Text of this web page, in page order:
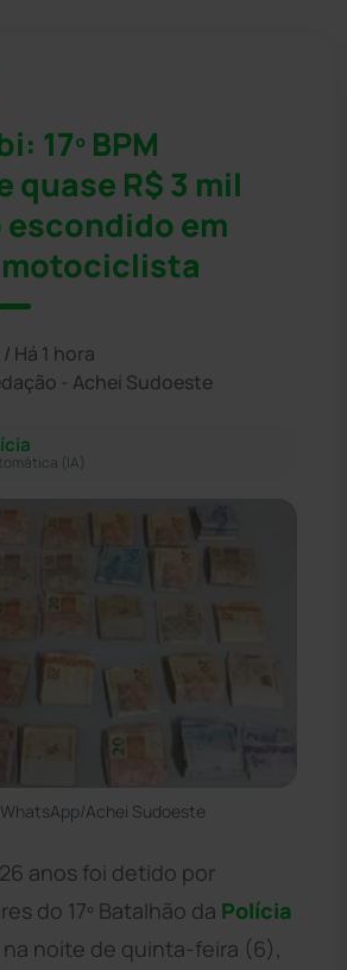
17º BPM
quase R$ 3 mil
em
Há 1 hora
- Achei Sudoeste
(IA)
Achei Sudoeste
anos foi detido por
do 17º Batalhão da Polícia
na noite de quinta-feira (6),